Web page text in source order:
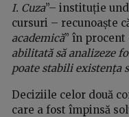
I. Cuza”– instituție
cursuri – recunoaște
academică” în procent
abilitată să analizeze
poate stabili existența
Deciziile celor două
care a fost împinsă